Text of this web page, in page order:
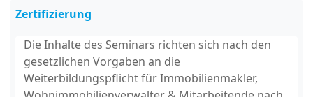
Zertifizierung
Die Inhalte des Seminars richten sich nach den
gesetzlichen Vorgaben an die
Weiterbildungspflicht für Immobilienmakler,